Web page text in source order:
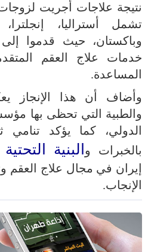
نتيجة علاجات أُجريت
تشمل أستراليا، إنجلترا،
وباكستان، حيث قدموا
خدمات علاج العقم
المساعدة.
وأضاف أن هذا الإنجاز
والطبية التي تحظى بها
الدولي، كما يؤكد تنامي
بالخبرات و البنية التحتية
إيران في مجال علاج العقم
الإنجاب.